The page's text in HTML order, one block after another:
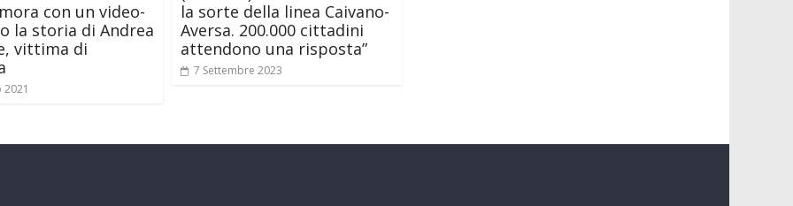
con un video-
la storia di Andrea
vittima di
la sorte della linea Caivano-
Aversa. 200.000 cittadini
attendono una risposta”
7 Settembre 2023